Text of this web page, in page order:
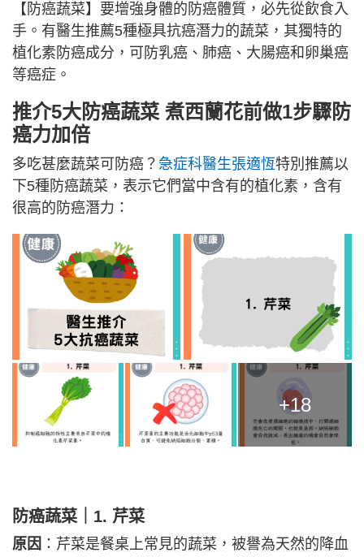
【防癌蔬菜】要增強身體的防癌體質，必先從飲食入
手。有醫生推薦5種極具抗癌潛力的蔬菜，其獨特的
植化素防癌成分，可防乳癌、肺癌、大腸癌和卵巢癌
等癌症。
推介5大防癌蔬菜 煮西蘭花前做1步驟防
癌力加倍
多吃甚麼蔬菜可防癌？ 急症科醫生張適恆特別推薦以
下5種防癌蔬菜，表示它們當中含有的植化素，含有
很高的防癌潛力：
+18
防癌蔬菜｜1. 芹菜
原因 ：芹菜是餐桌上常見的蔬菜，被譽為天然的降血